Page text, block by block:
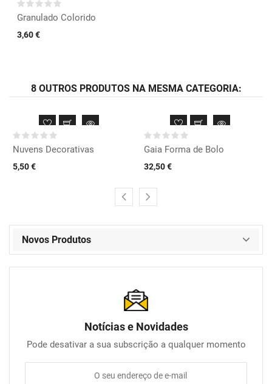
Granulado Colorido
3,60 €
8 OUTROS PRODUTOS NA MESMA CATEGORIA:
Nuvens Decorativas
5,50 €
Gaia Forma de Bolo
32,50 €
Novos Produtos
Notícias e Novidades
Pode desativar a sua subscrição a qualquer momento